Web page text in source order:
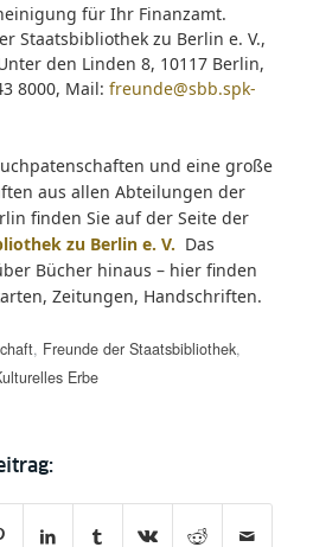
für Ihr Finanzamt.
Staatsbibliothek zu Berlin e. V.,
den Linden 8, 10117 Berlin,
8000, Mail: freunde@sbb.spk-
und eine große
aus allen Abteilungen der
finden Sie auf der Seite der
zu Berlin e. V. Das
Bücher hinaus – hier finden
Zeitungen, Handschriften.
, Freunde der Staatsbibliothek,
Erbe